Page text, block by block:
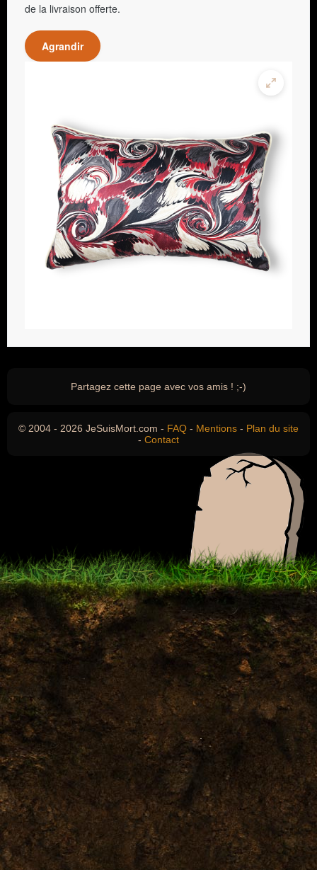
de la livraison offerte.
Agrandir
Partagez cette page avec vos amis ! ;-)
© 2004 - 2026 JeSuisMort.com - FAQ - Mentions - Plan du site
- Contact